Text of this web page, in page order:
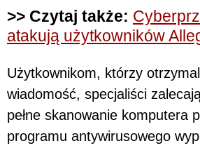
>> Czytaj także:
atakują użytkowników
Użytkownikom, którzy
wiadomość, specjaliści
pełne skanowanie komputera
programu antywirusowego